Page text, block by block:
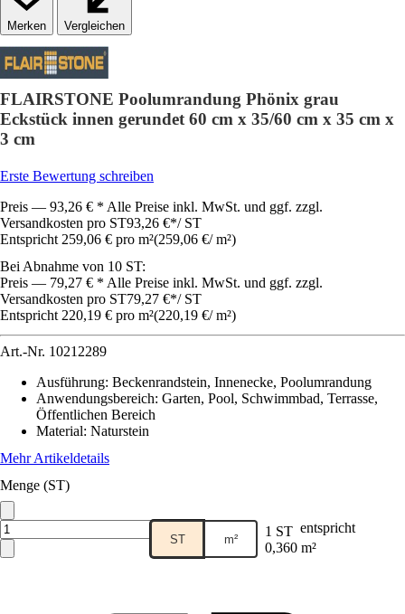
Vergleichen
FLAIRSTONE Poolumrandung Phönix grau
Eckstück innen gerundet 60 cm x 35/60 cm x 35 cm x
3 cm
Erste Bewertung schreiben
Preis — 93,26 € * Alle Preise inkl. MwSt. und ggf. zzgl.
Versandkosten pro ST93,26 €*/ ST
Entspricht 259,06 € pro m²(259,06 €/ m²)
Bei Abnahme von 10 ST:
Preis — 79,27 € * Alle Preise inkl. MwSt. und ggf. zzgl.
Versandkosten pro ST79,27 €*/ ST
Entspricht 220,19 € pro m²(220,19 €/ m²)
Art.-Nr. 10212289
Ausführung: Beckenrandstein, Innenecke, Poolumrandung
Anwendungsbereich: Garten, Pool, Schwimmbad, Terrasse,
Öffentlichen Bereich
Material: Naturstein
Mehr Artikeldetails
Menge (ST)
ST m² 1 ST entspricht
0,360 m²